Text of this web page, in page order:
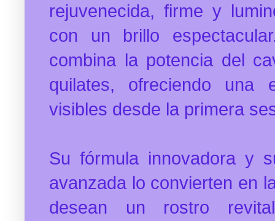
rejuvenecida, firme y
con un brillo
combina la potencia del
quilates, ofreciendo una
visibles desde la primera
Su fórmula innovadora y
avanzada lo convierten en
desean un rostro